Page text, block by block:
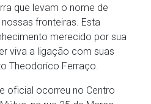
que levam o nome de
fronteiras. Esta
merecido por sua
viva a ligação com suas
Theodorico Ferraço.
oficial ocorreu no Centro